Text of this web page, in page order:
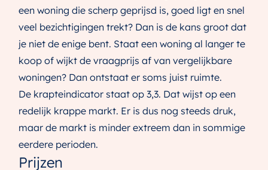
een woning die scherp geprijsd is, goed ligt en snel
veel bezichtigingen trekt? Dan is de kans groot dat
je niet de enige bent. Staat een woning al langer te
koop of wijkt de vraagprijs af van vergelijkbare
woningen? Dan ontstaat er soms juist ruimte.
De krapteindicator staat op 3,3. Dat wijst op een
redelijk krappe markt. Er is dus nog steeds druk,
maar de markt is minder extreem dan in sommige
eerdere perioden.
Prijzen